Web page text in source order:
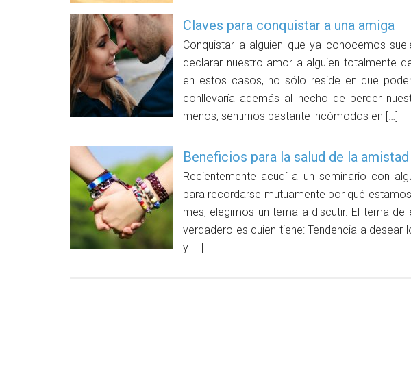
Claves para conquistar a una amiga
Conquistar a alguien que ya conocemos
declarar nuestro amor a alguien totalmente
en estos casos, no sólo reside en que
conllevaría además al hecho de perder
menos, sentirnos bastante incómodos en […]
Beneficios para la salud de la
Recientemente acudí a un seminario con
para recordarse mutuamente por qué
mes, elegimos un tema a discutir. El tema de
verdadero es quien tiene: Tendencia a
y […]